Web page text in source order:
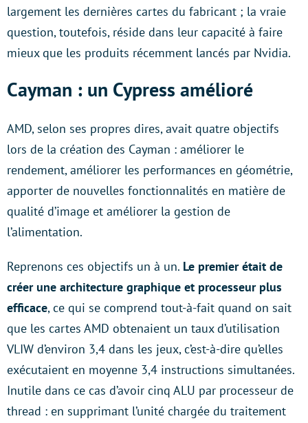
largement les dernières cartes du fabricant ; la vraie
question, toutefois, réside dans leur capacité à faire
mieux que les produits récemment lancés par Nvidia.
Cayman : un Cypress amélioré
AMD, selon ses propres dires, avait quatre objectifs
lors de la création des Cayman : améliorer le
rendement, améliorer les performances en géométrie,
apporter de nouvelles fonctionnalités en matière de
qualité d’image et améliorer la gestion de
l’alimentation.
Reprenons ces objectifs un à un. Le premier était de
créer une architecture graphique et processeur plus
efficace, ce qui se comprend tout-à-fait quand on sait
que les cartes AMD obtenaient un taux d’utilisation
VLIW d’environ 3,4 dans les jeux, c’est-à-dire qu’elles
exécutaient en moyenne 3,4 instructions simultanées.
Inutile dans ce cas d’avoir cinq ALU par processeur de
thread : en supprimant l’unité chargée du traitement